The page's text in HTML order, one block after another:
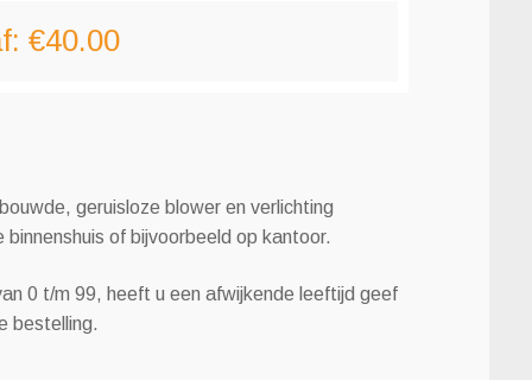
€40.00
geruisloze blower en verlichting
of bijvoorbeeld op kantoor.
0 t/m 99, heeft u een afwijkende leeftijd geef
bestelling.